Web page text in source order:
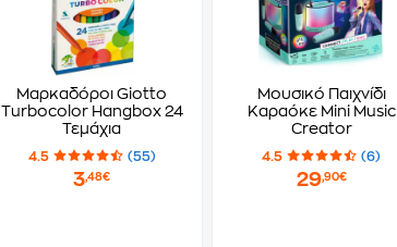
Μαρκαδόροι Giotto
Turbocolor Hangbox 24
Τεμάχια
4.5 (55)
3,48€
Μουσικό Παιχνίδι
Καραόκε Mini Music
Creator
4.5 (6)
29,90€